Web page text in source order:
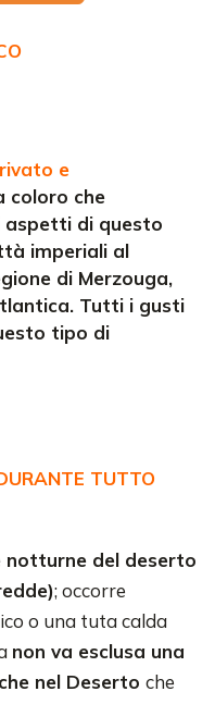
e
coloro che
aspetti di questo
imperiali al
di Merzouga,
Tutti i gusti
tipo di
TUTTO
notturne del deserto
; occorre
o una tuta calda
non va esclusa una
nel Deserto che